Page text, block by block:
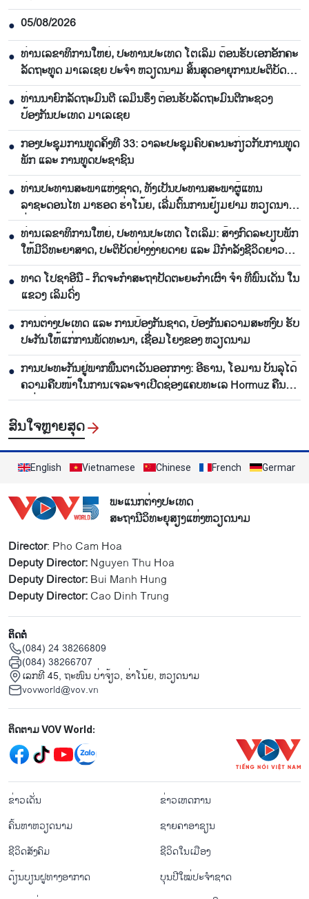
● 05/08/2026
● ທ່ານເລຂາທິການໃຫຍ່, ປະທານປະເທດ ໂຕເລິມ ຕ້ອນຮັບເອກອັກຄະ
ລັດຖະທູດ ມາເລເຊຍ ປະຈຳ ຫວຽດນາມ ສິ້ນສຸດອາຍຸການປະຕິບັດ
ງານ
● ທ່ານນາຍົກລັດຖະມົນຕີ ເລມິນຮຶງ ຕ້ອນຮັບລັດຖະມົນຕີກະຊວງ
ປ້ອງກັນປະເທດ ມາເລເຊຍ
● ກອງປະຊຸມການທູດຄັ້ງທີ 33: ວາລະປະຊຸມຄົບຄະນະກ່ຽວກັບການທູດ
ພັກ ແລະ ການທູດປະຊາຊົນ
● ທ່ານປະທານສະພາແຫ່ງຊາດ, ທັງເປັນປະທານສະພາຜູ້ແທນ
ລາຊະດອນໄທ ມາຮອດ ຮ່າໂນ້ຍ, ເລີ່ມຕົ້ນການຢ້ຽມຢາມ ຫວຽດນາມ
ຢ່າງເປັນທາງການ
● ທ່ານເລຂາທິການໃຫຍ່, ປະທານປະເທດ ໂຕເລິມ: ສ້າງກົດລະບຽບພັກ
ໃຫ້ມີວິທະຍາສາດ, ປະຕິບັດຢ່າງງ່າຍດາຍ ແລະ ມີກຳລັງຊີວິດຍາວ
ນານ
● ທາດ ໂປຊາອີນື - ກິດຈະກຳສະຖາປັດຕະຍະກຳເຜົ່າ ຈຳ ທີ່ພົ້ນເດັ່ນ ໃນ
ແຂວງ ເລິມດົ່ງ
● ການ​ຕ່າງ​ປະ​ເທດ ແລະ ການ​ປ້ອງ​ກັນ​ຊາດ, ​ປ້ອງ​ກັນ​ຄວາມ​ສະ​ຫງົບ ຮັ​ບ​
ປະ​ກັນ​ໃຫ້​ແກ່​ການ​ພັດ​ທະ​ນາ, ເຊື່ອມ​ໂຍງຂອງ ຫວຽດ​ນາມ
● ການ​ປະ​ທະ​ກັນ​ຢູ່​ພາກ​ພື້ນ​ຕາ​ເວັນ​ອອກ​ກາງ: ອີ​ຣານ, ໂອ​ມານ ​ບັນ​ລຸ​ໄດ້​
ຄວາມ​ຄືບ​ໜ້າ​ໃນ​ການ​ເຈ​ລະ​ຈາ​ເປີດ​ຊ່ອງ​ແຄບ​ທະ​ເລ Hormuz ຄືນ​
ໃໝ່
ສົນ​ໃຈ​ຫຼາຍ​ສຸດ
English Vietnamese Chinese French German
ພະແນກຕ່າງປະເທດ
ສະຖານີວິທະຍຸສຽງແຫ່ງຫວຽດນາມ
Director: Pho Cam Hoa
Deputy Director:Nguyen Thu Hoa
Deputy Director:Bui Manh Hung
Deputy Director:Cao Dinh Trung
ຕິດຕໍ່
(084) 24 38266809
(084) 38266707
ເລກທີ 45, ຖະໜົນ ບ່າ​ຈ້ຽວ, ຮ່າ​ໂນ້ຍ, ຫວຽດນາມ
vovworld@vov.vn
Mạng xã hội
ຕິດຕາມ VOV World:
menu footer tiếng Lào
ຂ່າວເດັ່ນ
ຂ່າວເຫດການ
ຄົ້ນຫາຫວຽດນາມ
ຊາຍຄາອາຊຽນ
ຊີ​ວິດ​ສັງ​ຄົມ
ຊີ​ວິດ​ໃນ​ເມືອງ
ດ້ຽນບຽນ​ຝູທາງ​ອາກາດ
ບຸນປີໃໝ່ປະຈຳຊາດ